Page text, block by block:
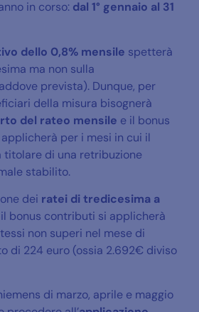
in corso: dal 1° gennaio al 31
dello 0,8% mensile spetterà
ma non sulla
prevista). Dunque, per
della misura bisognerà
del rateo mensile e il bonus
per i mesi in cui il
di una retribuzione
stabilito.
dei ratei di tredicesima a
il bonus contributi si applicherà
non superi nel mese di
di 224 euro (ossia 2.692€ diviso
di marzo, aprile e maggio